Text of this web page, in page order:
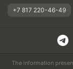
+7 817 220-46-49
The information